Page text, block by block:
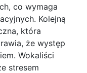
co wymaga
Kolejną
która
że występ
Wokaliści
stresem